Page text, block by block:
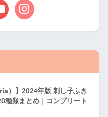
）】2024年版 刺し子ふき
種類まとめ｜コンプリート